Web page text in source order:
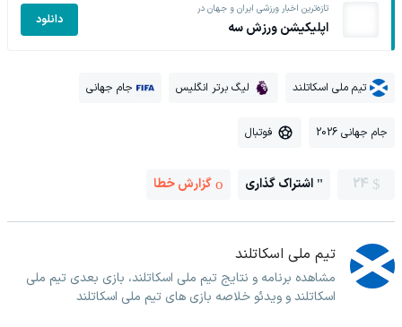
تازه‌ترین اخبار ورزشی ایران و جهان در
اپلیکیشن ورزش سه دانلود
تیم ملی اسکاتلند لیگ برتر انگلیس جام جهانی
جام جهانی 2026 فوتبال
24 اشتراک گذاری گزارش خطا
تیم ملی اسکاتلند
مشاهده برنامه و نتایج تیم ملی اسکاتلند، بازی بعدی تیم ملی
اسکاتلند و ویدئو خلاصه بازی های تیم ملی اسکاتلند